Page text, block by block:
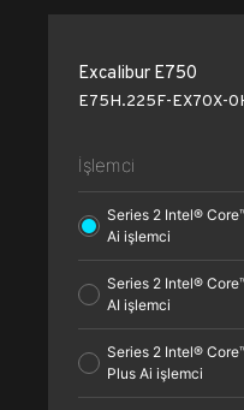
Excalibur E750
E75H.225F-EX70X-
İşlemci
Series 2 Intel®
Ai işlemci
Series 2 Intel®
AI işlemci
Series 2 Intel®
Plus Ai işlemci